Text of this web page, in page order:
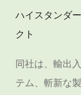
ハイスタンダ
クト
同社は、輸出
テム、斬新な